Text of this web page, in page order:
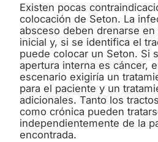
Existen pocas
colocación de Seton. La
absceso deben drenarse
inicial y, si se identifica el
puede colocar un Seton. Si
apertura interna es cáncer,
escenario exigiría un
para el paciente y un
adicionales. Tanto los
como crónica pueden
independientemente de la
encontrada.